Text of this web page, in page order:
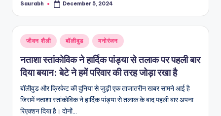
Posted
Saurabh December 5, 2024
Posted
in
जीवन शैली बॉलीवुड मनोरंजन
नताशा स्तांकोविक ने हार्दिक पांड्या से तलाक पर पहली बार
दिया बयान: बेटे ने हमें परिवार की तरह जोड़ा रखा है
बॉलीवुड और क्रिकेट की दुनिया से जुड़ी एक ताजातरीन खबर सामने आई है
जिसमें नताशा स्तांकोविक ने हार्दिक पांड्या से तलाक के बाद पहली बार अपना
रिएक्शन दिया है। दोनों…